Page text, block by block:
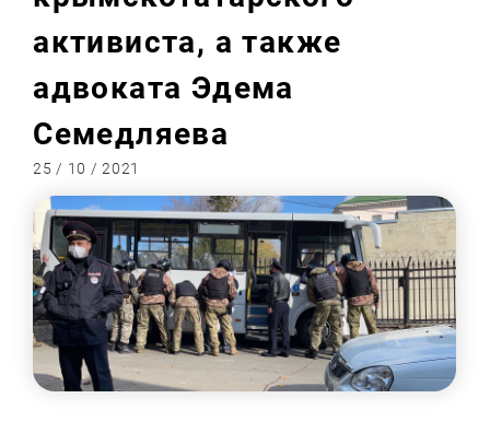
активиста, а также
адвоката Эдема
Семедляева
25 / 10 / 2021